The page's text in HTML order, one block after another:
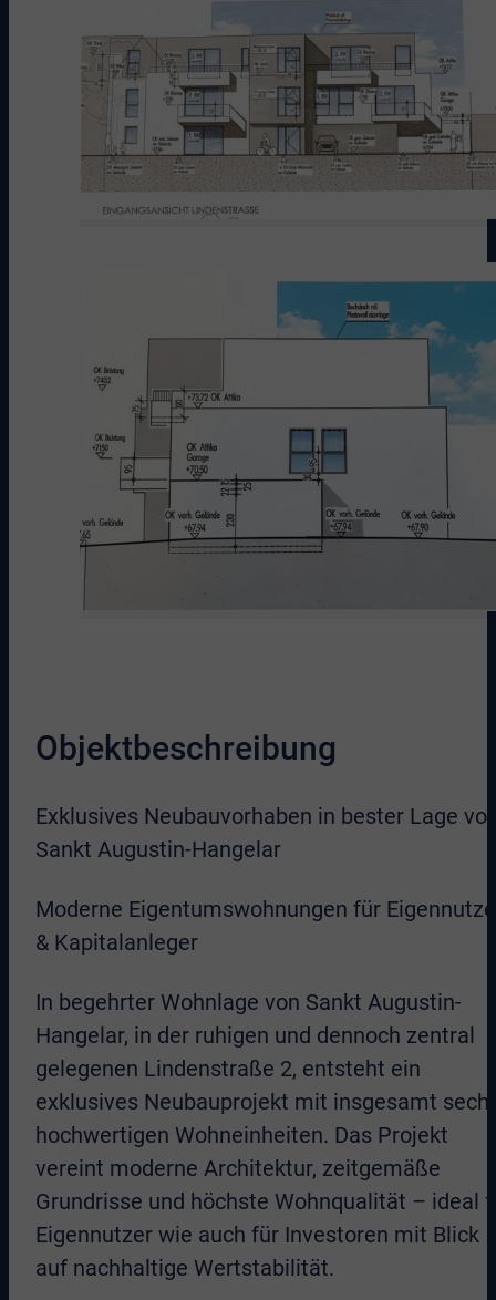
Objektbeschreibung
Exklusives Neubauvorhaben in bester Lage
Sankt Augustin-Hangelar
Moderne Eigentumswohnungen für
& Kapitalanleger
In begehrter Wohnlage von Sankt Augustin-
Hangelar, in der ruhigen und dennoch zentral
gelegenen Lindenstraße 2, entsteht ein
exklusives Neubauprojekt mit insgesamt
hochwertigen Wohneinheiten. Das Projekt
vereint moderne Architektur, zeitgemäße
Grundrisse und höchste Wohnqualität – ideal
Eigennutzer wie auch für Investoren mit Blick
auf nachhaltige Wertstabilität.